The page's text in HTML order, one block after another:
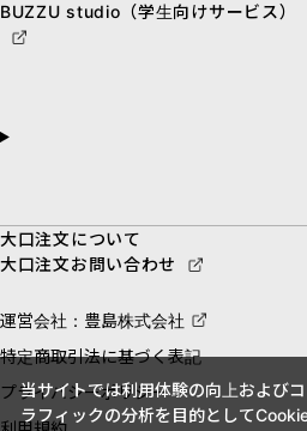
BUZZU studio（学生向けサービス）
大口注文について
大口注文お問い合わせ
運営会社：豊島株式会社
特定商取引法に基づく表記
プライバシーポリシー
当サイトでは利用体験の向上および
ラフィックの分析を目的として